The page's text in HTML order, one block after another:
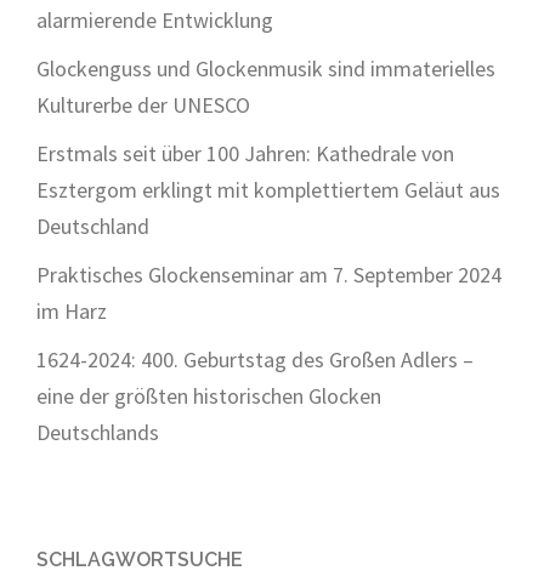
alarmierende Entwicklung
Glockenguss und Glockenmusik sind immaterielles
Kulturerbe der UNESCO
Erstmals seit über 100 Jahren: Kathedrale von
Esztergom erklingt mit komplettiertem Geläut aus
Deutschland
Praktisches Glockenseminar am 7. September 2024
im Harz
1624-2024: 400. Geburtstag des Großen Adlers –
eine der größten historischen Glocken
Deutschlands
SCHLAGWORTSUCHE